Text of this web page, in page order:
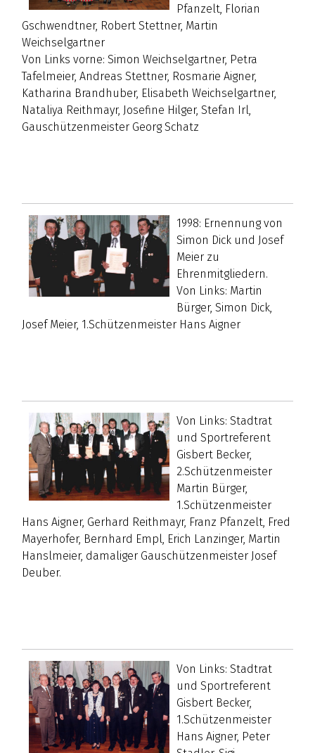
Pfanzelt, Florian
Gschwendtner, Robert Stettner, Martin
Weichselgartner
Von Links vorne: Simon Weichselgartner, Petra
Tafelmeier, Andreas Stettner, Rosmarie Aigner,
Katharina Brandhuber, Elisabeth Weichselgartner,
Nataliya Reithmayr, Josefine Hilger, Stefan Irl,
Gauschützenmeister Georg Schatz
1998: Ernennung von
Simon Dick und Josef
Meier zu
Ehrenmitgliedern.
Von Links: Martin
Bürger, Simon Dick,
Josef Meier, 1.Schützenmeister Hans Aigner
Von Links: Stadtrat
und Sportreferent
Gisbert Becker,
2.Schützenmeister
Martin Bürger,
1.Schützenmeister
Hans Aigner, Gerhard Reithmayr, Franz Pfanzelt, Fred
Mayerhofer, Bernhard Empl, Erich Lanzinger, Martin
Hanslmeier, damaliger Gauschützenmeister Josef
Deuber.
Von Links: Stadtrat
und Sportreferent
Gisbert Becker,
1.Schützenmeister
Hans Aigner, Peter